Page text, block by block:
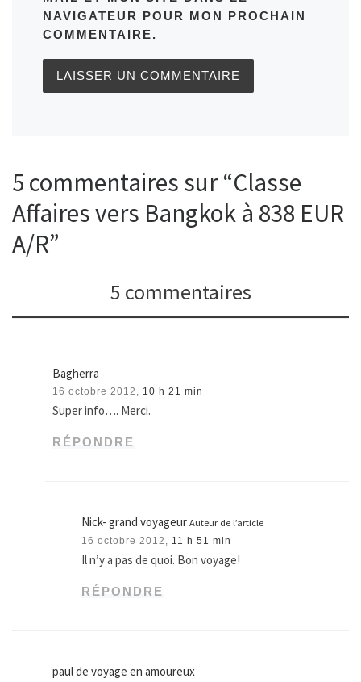
NAVIGATEUR POUR MON PROCHAIN
COMMENTAIRE.
5 commentaires sur “Classe
Affaires vers Bangkok à 838 EUR
A/R”
5 commentaires
Bagherra
16 octobre 2012, 10 h 21 min
Super info…. Merci.
RÉPONDRE
Nick- grand voyageur Auteur de l’article
16 octobre 2012, 11 h 51 min
Il n’y a pas de quoi. Bon voyage!
RÉPONDRE
paul de voyage en amoureux